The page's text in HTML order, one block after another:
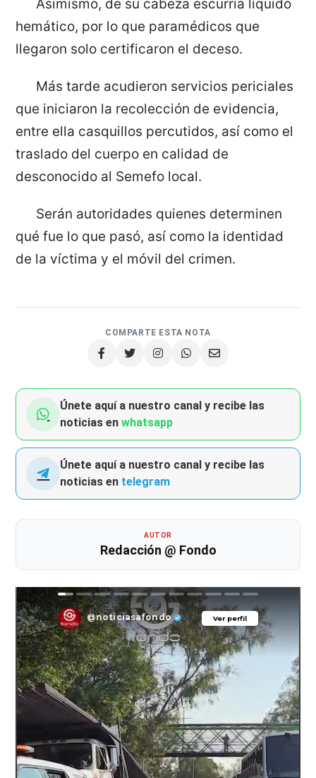
Asimismo, de su cabeza escurría líquido
hemático, por lo que paramédicos que
llegaron solo certificaron el deceso.
Más tarde acudieron servicios periciales
que iniciaron la recolección de evidencia,
entre ella casquillos percutidos, así como el
traslado del cuerpo en calidad de
desconocido al Semefo local.
Serán autoridades quienes determinen
qué fue lo que pasó, así como la identidad
de la víctima y el móvil del crimen.
COMPARTE ESTA NOTA
Únete aquí a nuestro canal y recibe las
noticias enwhatsapp
Únete aquí a nuestro canal y recibe las
noticias en telegram
AUTOR
Redacción @ Fondo
Ver perfil
@noticiasafondo Ver perfil